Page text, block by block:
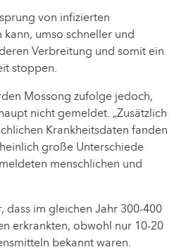
von infizierten
umso schneller und
Verbreitung und somit ein
stoppen.
Mossong zufolge jedoch,
nicht gemeldet. „Zusätzlich
Krankheitsdaten fanden
große Unterschiede
menschlichen und
dass im gleichen Jahr 300-400
erkrankten, obwohl nur 10-20
bekannt waren.